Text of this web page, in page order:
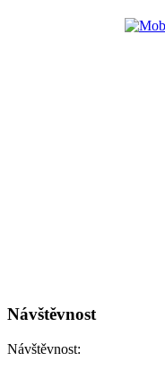
Návštěvnost
Návštěvnost: